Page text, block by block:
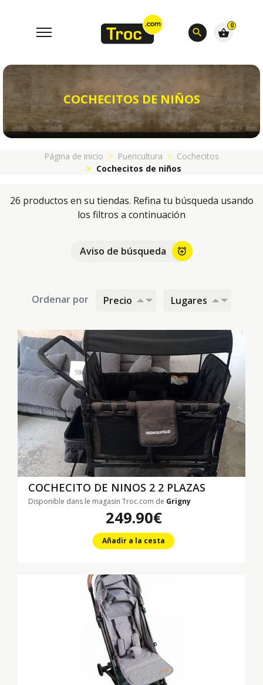
search
0
shopping_basket
COCHECITOS DE NIÑOS
Página de inicio Puericultura
Cochecitos
Cochecitos de niños
26 productos en su tiendas. Refina tu búsqueda usando
los filtros a continuación
Aviso de búsqueda alarm_add
Ordenar por Precio Lugares
COCHECITO DE NINOS 2 2 PLAZAS
Disponible dans le magasin Troc.com de Grigny
249.90€
Añadir a la cesta